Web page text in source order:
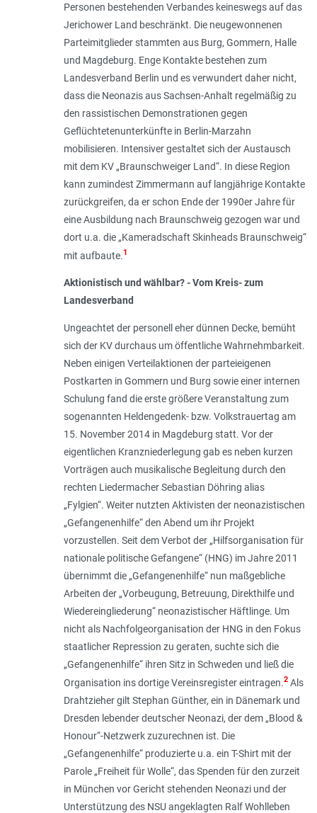
Personen bestehenden Verbandes keineswegs auf das
Jerichower Land beschränkt. Die neugewonnenen
Parteimitglieder stammten aus Burg, Gommern, Halle
und Magdeburg. Enge Kontakte bestehen zum
Landesverband Berlin und es verwundert daher nicht,
dass die Neonazis aus Sachsen-Anhalt regelmäßig zu
den rassistischen Demonstrationen gegen
Geflüchtetenunterkünfte in Berlin-Marzahn
mobilisieren. Intensiver gestaltet sich der Austausch
mit dem KV „Braunschweiger Land“. In diese Region
kann zumindest Zimmermann auf langjährige Kontakte
zurückgreifen, da er schon Ende der 1990er Jahre für
eine Ausbildung nach Braunschweig gezogen war und
dort u.a. die „Kameradschaft Skinheads Braunschweig“
mit aufbaute.1
Aktionistisch und wählbar? - Vom Kreis- zum
Landesverband
Ungeachtet der personell eher dünnen Decke, bemüht
sich der KV durchaus um öffentliche Wahrnehmbarkeit.
Neben einigen Verteilaktionen der parteieigenen
Postkarten in Gommern und Burg sowie einer internen
Schulung fand die erste größere Veranstaltung zum
sogenannten Heldengedenk- bzw. Volkstrauertag am
15. November 2014 in Magdeburg statt. Vor der
eigentlichen Kranzniederlegung gab es neben kurzen
Vorträgen auch musikalische Begleitung durch den
rechten Liedermacher Sebastian Döhring alias
„Fylgien“. Weiter nutzten Aktivisten der neonazistischen
„Gefangenenhilfe“ den Abend um ihr Projekt
vorzustellen. Seit dem Verbot der „Hilfsorganisation für
nationale politische Gefangene“ (HNG) im Jahre 2011
übernimmt die „Gefangenenhilfe“ nun maßgebliche
Arbeiten der „Vorbeugung, Betreuung, Direkthilfe und
Wiedereingliederung“ neonazistischer Häftlinge. Um
nicht als Nachfolgeorganisation der HNG in den Fokus
staatlicher Repression zu geraten, suchte sich die
„Gefangenenhilfe“ ihren Sitz in Schweden und ließ die
Organisation ins dortige Vereinsregister eintragen.2Als
Drahtzieher gilt Stephan Günther, ein in Dänemark und
Dresden lebender deutscher Neonazi, der dem „Blood &
Honour“-Netzwerk zuzurechnen ist. Die
„Gefangenenhilfe“ produzierte u.a. ein T-Shirt mit der
Parole „Freiheit für Wolle“, das Spenden für den zurzeit
in München vor Gericht stehenden Neonazi und der
Unterstützung des NSU angeklagten Ralf Wohlleben